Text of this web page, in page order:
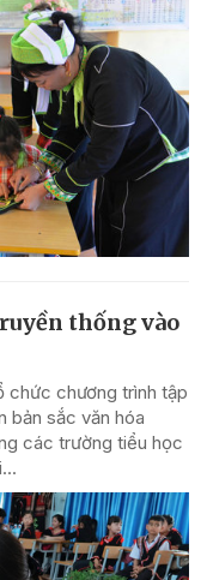
thống vào
chức chương trình tập
bản sắc văn hóa
các trường tiểu học